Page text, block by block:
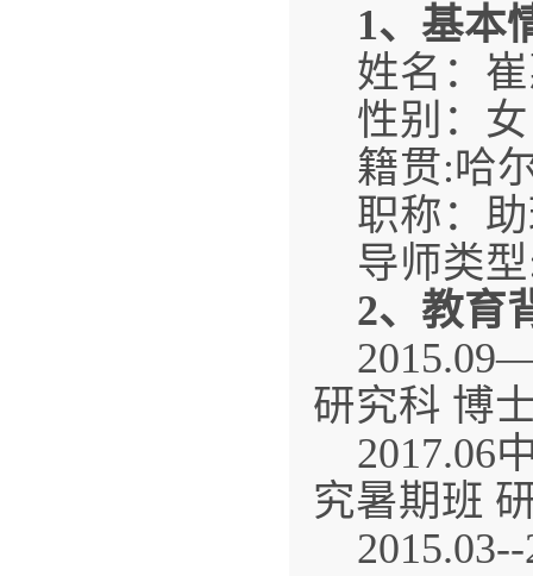
1、基本
姓名：
性别：女
籍贯:哈
职称：
导师类
2、教育
研究科 博
2017.06
究暑期班